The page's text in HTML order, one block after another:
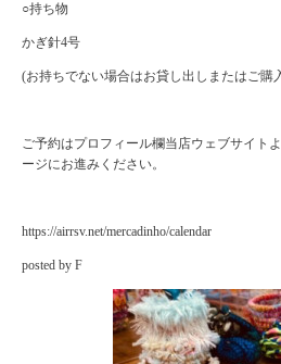
○持ち物
かぎ針4号
(お持ちでない場合はお貸し出しまたはご購
ご予約はプロフィール欄当店ウェブサイト
ージにお進みください。
https://airrsv.net/mercadinho/calendar
posted by F